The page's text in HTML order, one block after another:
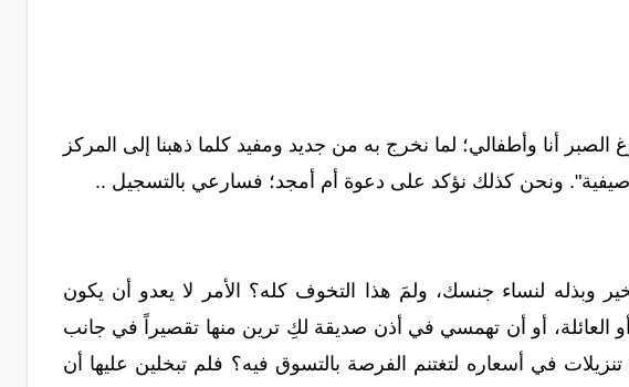
بفارغ الصبر أنا وأطفالي؛ لما نخرج به من جديد ومفيد كلما ذهبنا إلى المركز
ونحن كذلك نؤكد على دعوة أم أمجد؛ فسارعي بالتسجيل ..
وبذله لنساء جنسك، ولمَ هذا التخوف كله؟ الأمر لا يعدو أن يكون
العائلة، أو أن تهمسي في أذن صديقة لكِ ترين منها تقصيراً في جانب
في أسعاره لتغتنم الفرصة بالتسوق فيه؟ فلم تبخلين عليها أن